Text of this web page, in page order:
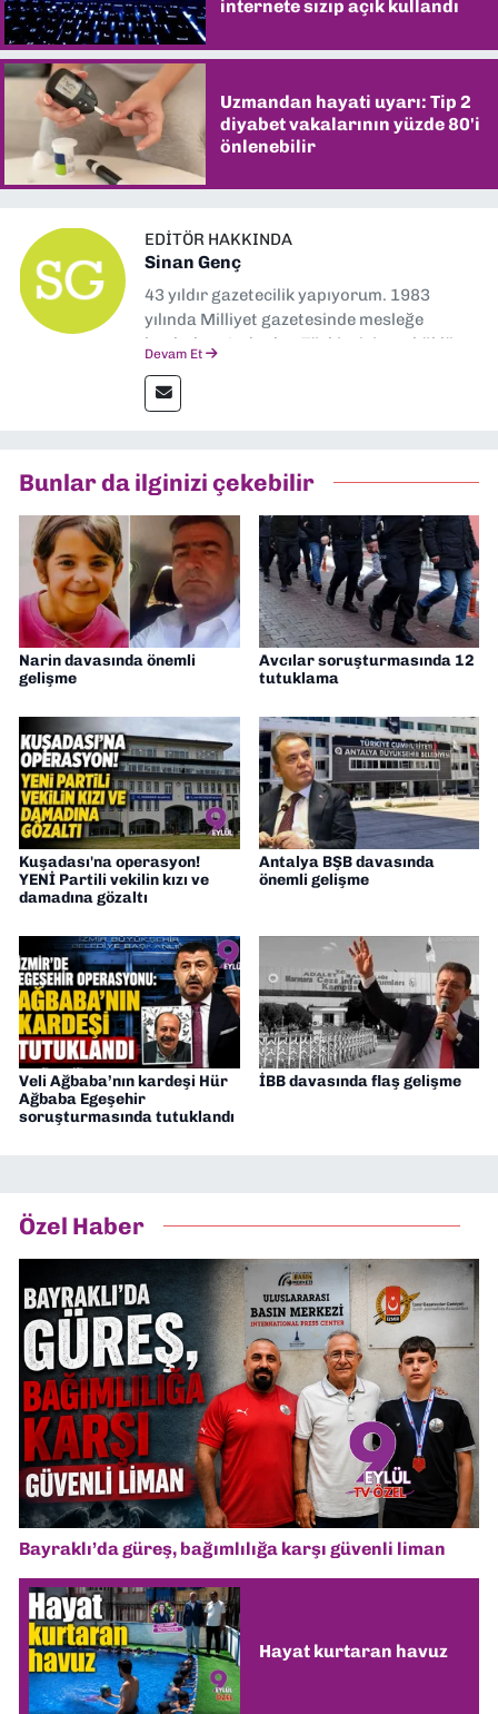
internete sızıp açık kullandı
Uzmandan hayati uyarı: Tip 2
diyabet vakalarının yüzde 80'i
önlenebilir
EDITÖR HAKKINDA
Sinan Genç
43 yıldır gazetecilik yapıyorum. 1983
yılında Milliyet gazetesinde mesleğe
başladım. Ardından Türkiye’nin en köklü
muhabir, editör, müdür yardımcısı ve spor
müdürü olarak görev yaptım. Ayrıca Yeni
Gazetesi'nde editörlük yapıyorum
Devam Et
Bunlar da ilginizi çekebilir
Narin davasında önemli
gelişme
Avcılar soruşturmasında 12
tutuklama
Kuşadası'na operasyon!
YENİ Partili vekilin kızı ve
damadına gözaltı
Antalya BŞB davasında
önemli gelişme
Veli Ağbaba’nın kardeşi Hür
Ağbaba Egeşehir
soruşturmasında tutuklandı
İBB davasında flaş gelişme
Özel Haber
Bayraklı’da güreş, bağımlılığa karşı güvenli liman
Hayat kurtaran havuz